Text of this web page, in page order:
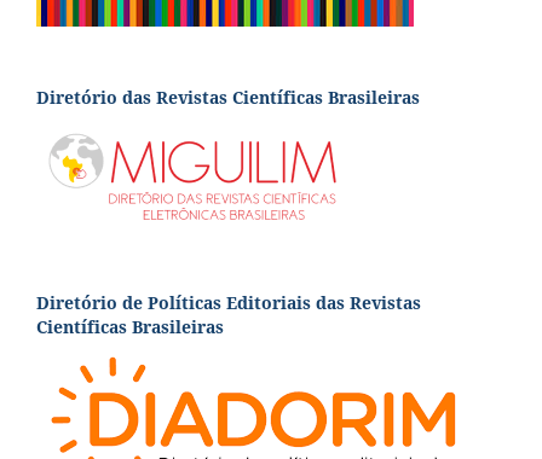
Diretório das Revistas Científicas Brasileiras
Diretório de Políticas Editoriais das Revistas
Científicas Brasileiras